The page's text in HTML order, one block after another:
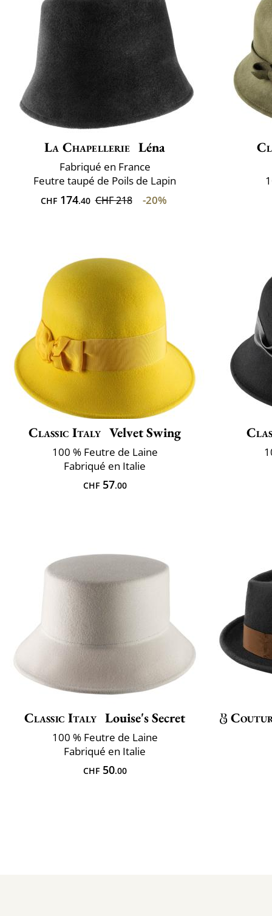
La Chapellerie Léna
Fabriqué en France
Feutre taupé de Poils de Lapin
CHF174.40 CHF 218 -20%
Classic Italy Velvet Swing
100 % Feutre de Laine
Fabriqué en Italie
CHF57.00
Classic Italy Louise's Secret
100 % Feutre de Laine
Fabriqué en Italie
CHF50.00